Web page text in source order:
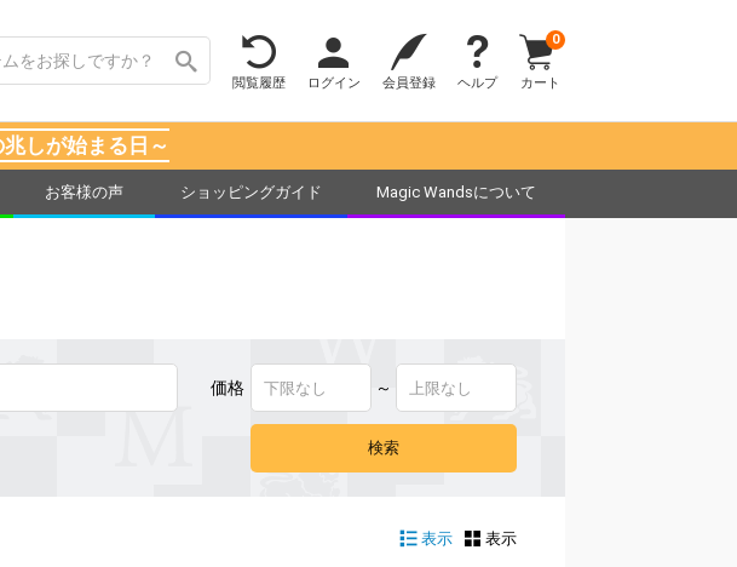
閲覧履歴 ログイン 会員登録 ヘルプ カート
0
しが始まる日～
お客様の声 ショッピングガイド Magic Wandsについて
価格 ～
表示 表示